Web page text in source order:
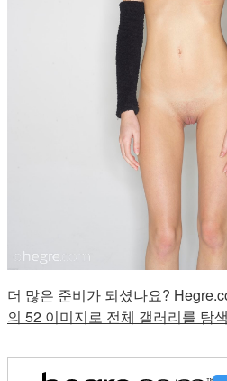
더 많은 준비가 되셨나요?
의 52 이미지로 전체 갤러리를 탐